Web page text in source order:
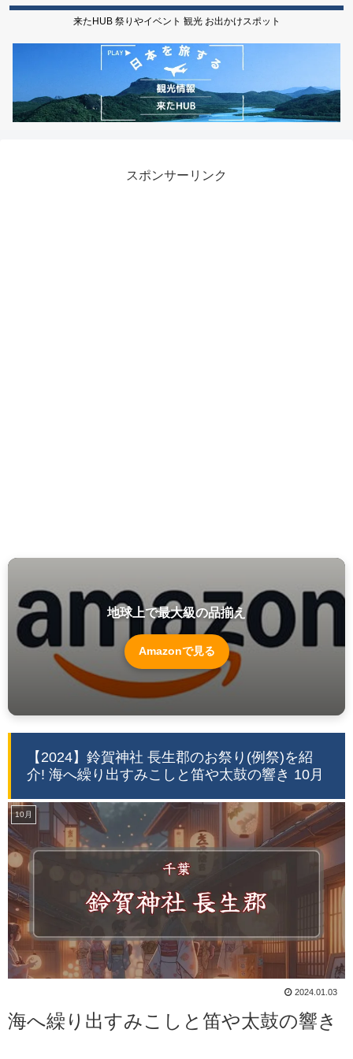
来たHUB 祭りやイベント 観光 お出かけスポット
スポンサーリンク
地球上で最大級の品揃え
Amazonで見る
【2024】鈴賀神社 長生郡のお祭り(例祭)を紹
介! 海へ繰り出すみこしと笛や太鼓の響き 10月
10月
2024.01.03
海へ繰り出すみこしと笛や太鼓の響き